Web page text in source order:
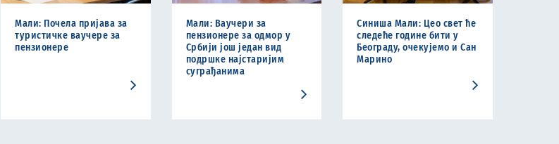
Мали: Почела пријава за
туристичке ваучере за
пензиoнере
Мали: Ваучери за
пензионере за одмор у
Србији још један вид
подршке најстаријим
суграђанима
Синиша Мали: Цео свет ће
следеће године бити у
Београду, очекујемо и Сан
Марино